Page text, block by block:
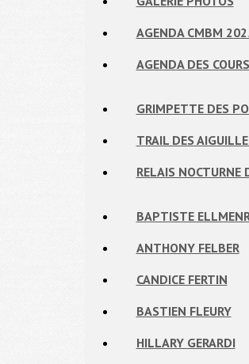
AGENDA CMBM
AGENDA DES
GRIMPETTE DES
TRAIL DES
RELAIS NOCTURNE
BAPTISTE
ANTHONY FELBER
CANDICE FERTIN
BASTIEN FLEURY
HILLARY GERARDI